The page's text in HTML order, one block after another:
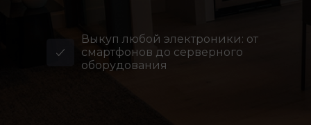
Выкуп любой электроники: от
смартфонов до серверного
оборудования